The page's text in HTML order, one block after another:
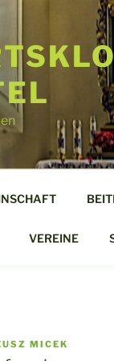
VEREINE
MICEK